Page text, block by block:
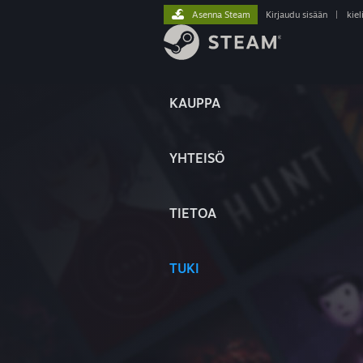
KAUPPA
YHTEISÖ
TIETOA
TUKI
Asenna Steam Kirjaudu sisään kieli